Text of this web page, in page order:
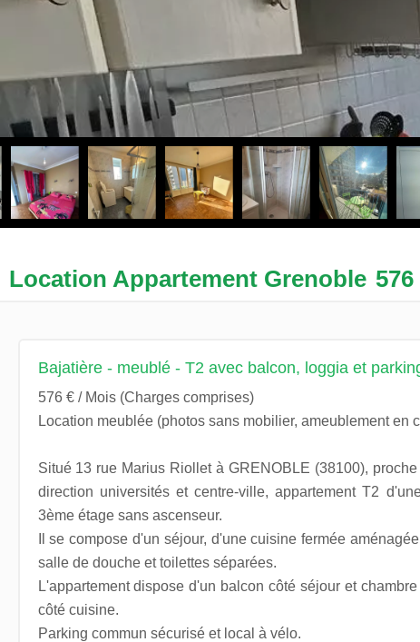
Location Appartement Grenoble
Bajatière - meublé - T2 avec balcon, loggia et
576 € / Mois (Charges comprises)
Location meublée (photos sans mobilier, ameublement en
Situé 13 rue Marius Riollet à GRENOBLE (38100),
direction universités et centre-ville, appartement T2
3ème étage sans ascenseur.
Il se compose d'un séjour, d'une cuisine fermée
salle de douche et toilettes séparées.
L'appartement dispose d'un balcon côté séjour et
côté cuisine.
Parking commun sécurisé et local à vélo.